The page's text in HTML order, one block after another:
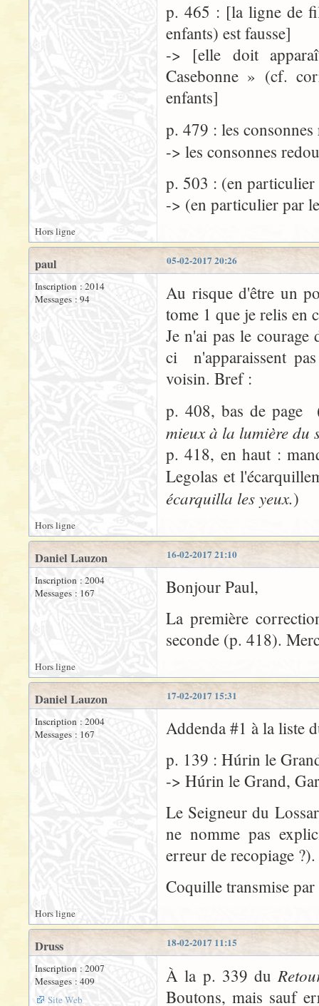
p. 465 : [la ligne de
enfants) est fausse]
-> [elle doit
Casebonne » (cf.
enfants]
p. 479 : les
-> les consonnes
p. 503 : (en
-> (en particulier par
Hors ligne
05-02-2017 20:26
paul
Inscription : 2014
Messages : 94
Au risque d'être un
tome 1 que je relis en
Je n'ai pas le
ci n'apparaissent
voisin. Bref :
p. 408, bas de
mieux à la lumière du
p. 418, en haut :
Legolas et
écarquilla les yeux.)
Hors ligne
16-02-2017 21:10
Daniel Lauzon
Inscription : 2004
Messages : 167
Bonjour Paul,
La première
seconde (p. 418).
Hors ligne
17-02-2017 15:31
Daniel Lauzon
Inscription : 2004
Messages : 167
Addenda #1 à la liste
p. 139 : Húrin le
-> Húrin le Grand,
Le Seigneur du
ne nomme pas
erreur de recopiage
Coquille transmise
Hors ligne
18-02-2017 11:15
Druss
Inscription : 2007
Messages : 409
Site Web
À la p. 339 du
Boutons, mais sauf